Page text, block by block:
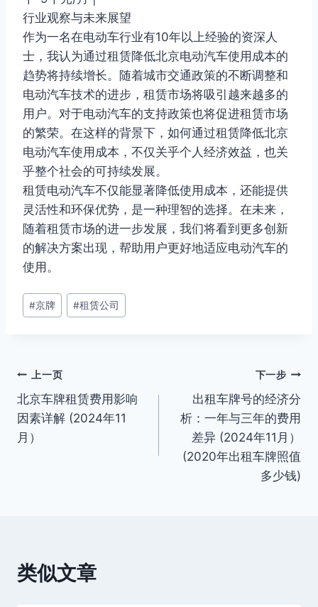
行业观察与未来展望
作为一名在电动车行业有10年以上经验的资深人
士，我认为通过租赁降低北京电动汽车使用成本的
趋势将持续增长。随着城市交通政策的不断调整和
电动汽车技术的进步，租赁市场将吸引越来越多的
用户。对于电动汽车的支持政策也将促进租赁市场
的繁荣。在这样的背景下，如何通过租赁降低北京
电动汽车使用成本，不仅关乎个人经济效益，也关
乎整个社会的可持续发展。
租赁电动汽车不仅能显著降低使用成本，还能提供
灵活性和环保优势，是一种理智的选择。在未来，
随着租赁市场的进一步发展，我们将看到更多创新
的解决方案出现，帮助用户更好地适应电动汽车的
使用。
文
章
#京牌 #租赁公司
文
章
导
上一页
北京车牌租赁费用影响
因素详解 (2024年11
月）
下一步
出租车牌号的经济分
析：一年与三年的费用
差异 (2024年11月）
(2020年出租车牌照值
多少钱)
类似文章